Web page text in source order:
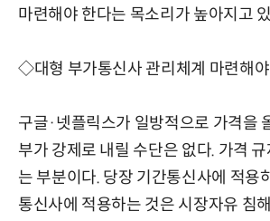
마련해야 한다는 목소리가 높아지고
◇대형 부가통신사 관리체계 마련해야
구글·넷플릭스가 일방적으로 가격을
부가 강제로 내릴 수단은 없다. 가격
는 부분이다. 당장 기간통신사에 적용
통신사에 적용하는 것은 시장자유 침